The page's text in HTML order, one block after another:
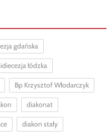
gdańska
łódzka
Bp Krzysztof Włodarczyk
diakonat
diakon stały